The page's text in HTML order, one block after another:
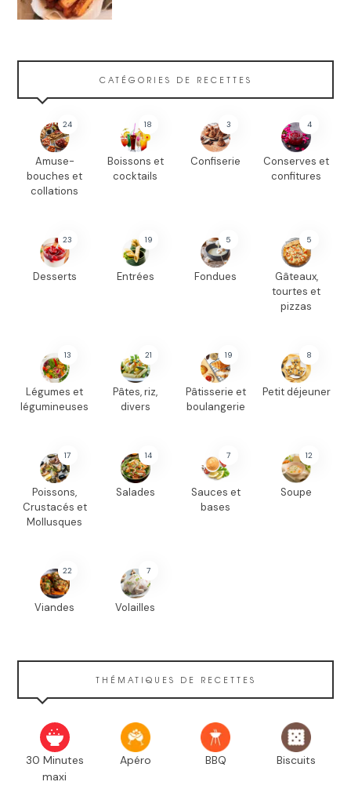
CATÉGORIES DE RECETTES
24
Amuse-
bouches et
collations
18
Boissons et
cocktails
3
Confiserie
4
Conserves et
confitures
23
Desserts
19
Entrées
5
Fondues
5
Gâteaux,
tourtes et
pizzas
13
Légumes et
légumineuses
21
Pâtes, riz,
divers
19
Pâtisserie et
boulangerie
8
Petit déjeuner
17
Poissons,
Crustacés et
Mollusques
14
Salades
7
Sauces et
bases
12
Soupe
22
Viandes
7
Volailles
THÉMATIQUES DE RECETTES
30 Minutes
maxi
Apéro BBQ Biscuits